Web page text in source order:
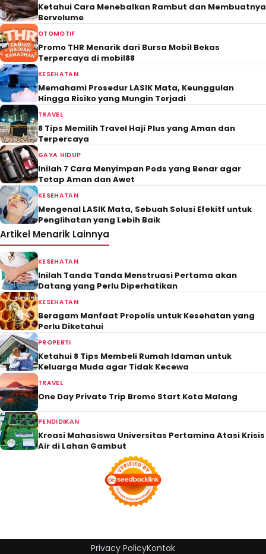
Ketahui Cara Menebalkan Rambut dan Membuatnya
Bervolume
OTOMOTIF
Promo THR Menarik dari Bursa Mobil Bekas
Terpercaya di mobil88
KESEHATAN
Memahami Prosedur LASIK Mata, Keunggulan
Hingga Risiko yang Mungin Terjadi
TRAVEL
8 Tips Memilih Travel Haji Plus yang Aman dan
Terpercaya
GAYA HIDUP
Inilah 7 Cara Menyimpan Pods yang Benar agar
Tetap Aman dan Awet
KESEHATAN
Mengenal LASIK Mata, Sebuah Solusi Efekitf untuk
Penglihatan yang Lebih Baik
Artikel Menarik Lainnya
KESEHATAN
Inilah Tanda Tanda Menstruasi Pertama akan
Datang yang Perlu Diperhatikan
KESEHATAN
Beragam Manfaat Propolis untuk Kesehatan yang
Perlu Diketahui
PROPERTI
Ketahui 8 Tips Membeli Rumah Idaman untuk
Keluarga Muda agar Tidak Kecewa
TRAVEL
One Day Private Trip Bromo Start Kota Malang
PENDIDIKAN
Kreasi Mahasiswa Universitas Pertamina Atasi Krisis
Air di Lahan Gambut
Privacy PolicyKontak